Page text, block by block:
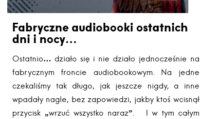
Fabryczne audiobooki ostatnich
dni i nocy…
Ostatnio… działo się i nie działo jednocześnie na
fabrycznym froncie audiobookowym. Na jedne
czekaliśmy tak długo, jak jeszcze nigdy, a inne
wpadały nagle, bez zapowiedzi, jakby ktoś wcisnął
przycisk „wrzuć wszystko naraz”. I w tym całym